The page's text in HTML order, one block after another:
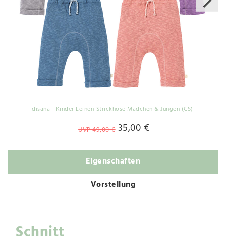
disana - Kinder Leinen-Strickhose Mädchen & Jungen (CS)
UVP 49,00 € 35,00 €
Eigenschaften
Vorstellung
Schnitt